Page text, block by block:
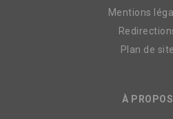
Mentions
Plan de site
À PROPOS